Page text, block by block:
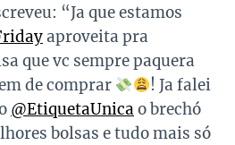
“Ja que estamos
aproveita pra
que vc sempre paquera
de comprar
! Ja falei
@EtiquetaUnica o brechó
bolsas e tudo mais só